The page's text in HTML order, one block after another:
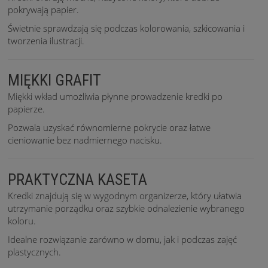
pokrywają papier.
Świetnie sprawdzają się podczas kolorowania, szkicowania i
tworzenia ilustracji.
MIĘKKI GRAFIT
Miękki wkład umożliwia płynne prowadzenie kredki po
papierze.
Pozwala uzyskać równomierne pokrycie oraz łatwe
cieniowanie bez nadmiernego nacisku.
PRAKTYCZNA KASETA
Kredki znajdują się w wygodnym organizerze, który ułatwia
utrzymanie porządku oraz szybkie odnalezienie wybranego
koloru.
Idealne rozwiązanie zarówno w domu, jak i podczas zajęć
plastycznych.